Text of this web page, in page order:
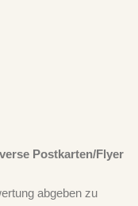
Postkarten/Flyer
abgeben zu